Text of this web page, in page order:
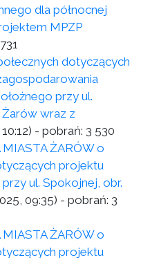
dla północnej
MPZP
dotyczących
przy ul.
Żarów wraz z
- pobrań: 3 530
ŻARÓW o
projektu
ul. Spokojnej, obr.
09:35) - pobrań: 3
ŻARÓW o
projektu